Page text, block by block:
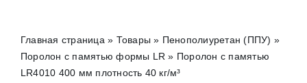
Главная страница » Товары » Пенополиуретан (ППУ) »
Поролон с памятью формы LR » Поролон с памятью
LR4010 400 мм плотность 40 кг/м³